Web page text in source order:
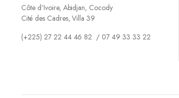
Côte d’Ivoire, Abidjan, Cocody
Cité des Cadres, Villa 39
(+225) 27 22 44 46 82 / 07 49 33 33 22